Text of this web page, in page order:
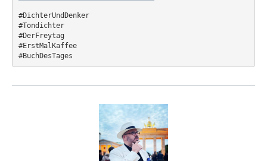
#DichterUndDenker
#Tondichter
#DerFreytag
#ErstMalKaffee
#BuchDesTages